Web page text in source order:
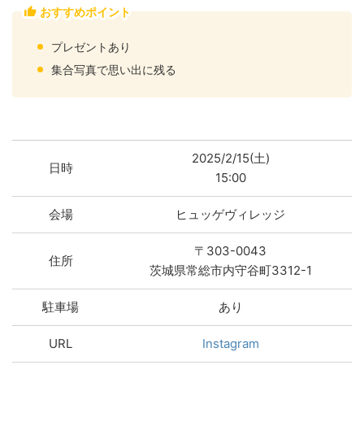
おすすめポイント
プレゼントあり
集合写真で思い出に残る
日時
2025/2/15(土)
15:00
会場 ヒュッゲヴィレッジ
住所
〒303-0043
茨城県常総市内守谷町3312-1
駐車場 あり
URL Instagram